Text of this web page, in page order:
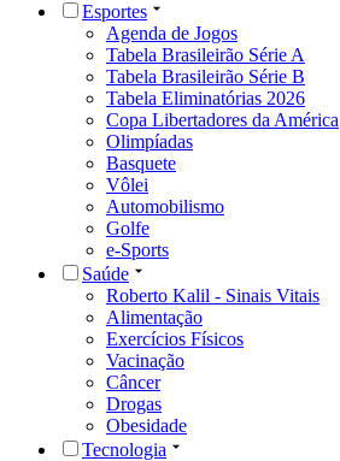
Esportes
Agenda de Jogos
Tabela Brasileirão Série A
Tabela Brasileirão Série B
Tabela Eliminatórias 2026
Copa Libertadores da América
Olimpíadas
Basquete
Vôlei
Automobilismo
Golfe
e-Sports
Saúde
Roberto Kalil - Sinais Vitais
Alimentação
Exercícios Físicos
Vacinação
Câncer
Drogas
Obesidade
Tecnologia